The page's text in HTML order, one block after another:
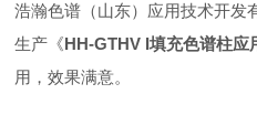
浩瀚色谱（山东）应用技术开发
生产《HH-GTHV I填充色谱柱应
用，效果满意。